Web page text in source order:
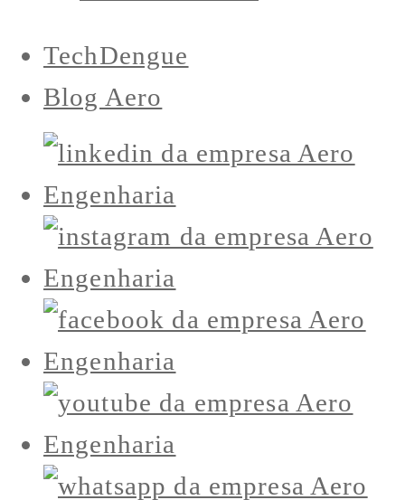
TechDengue
Blog Aero